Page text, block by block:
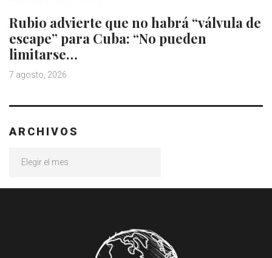
Rubio advierte que no habrá “válvula de
escape” para Cuba: “No pueden
limitarse…
7 agosto, 2026
ARCHIVOS